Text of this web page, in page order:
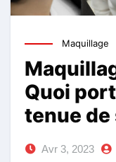
Maquillage
Quoi
tenue de
Avr 3, 2023